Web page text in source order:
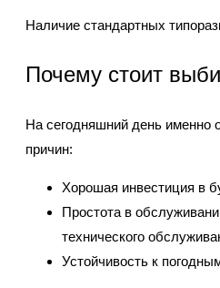
Наличие стандартных
Почему стоит
На сегодняшний день именно
причин:
Хорошая инвестиция в
Простота в
технического
Устойчивость к